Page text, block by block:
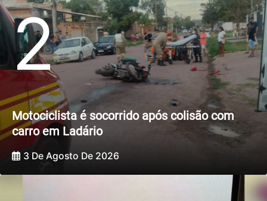
2
Motociclista é socorrido após colisão com
carro em Ladário
3 De Agosto De 2026